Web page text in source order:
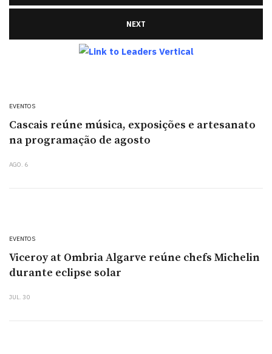
NEXT
EVENTOS
Cascais reúne música, exposições e artesanato
na programação de agosto
AGO. 6
EVENTOS
Viceroy at Ombria Algarve reúne chefs Michelin
durante eclipse solar
JUL. 30